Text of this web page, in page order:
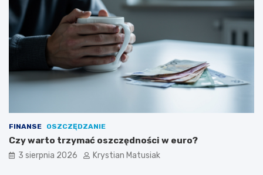
FINANSE OSZCZĘDZANIE
Czy warto trzymać oszczędności w euro?
3 sierpnia 2026 Krystian Matusiak